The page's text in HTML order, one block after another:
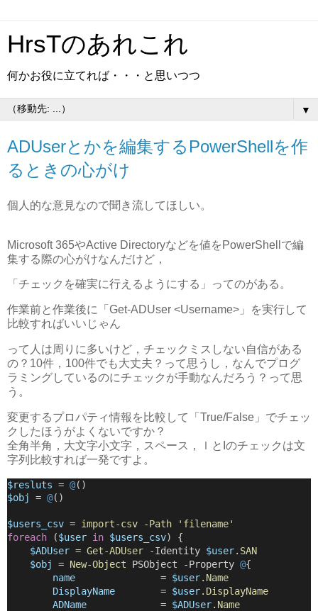
HrsTのあれこれ
何かお役に立てれば・・・と思いつつ
▼
ADUserとかを編集するPowerShellを作
るときの心がけ
個人的な意見なので聞き流してほしい。
Microsoft 365やActive Directoryなどを値をPowerShellで編
集する際の心がけなんだけど，
「チェックを確実に行えるようにする」ってのがある。
作業前と作業後に「Get-ADUser <Username>」を実行して
比較すればいいじゃん
って人は周りに多いけど，チェックミスしない自信がある
の？10件，100件でも大丈夫？って思うし，なんでプログ
ラミングしているのにチェックが手動なんだろう？って思
う。
変更するプロパティ情報を比較して「True/False」でチェッ
クしたほうがよくないですか？
全角半角，大文字小文字，スペース，ｌとIのチェックは文
字列比較すれば一発ですよ。
$resluts = @()
$obj
= @()
$users_csv = import-csv -Path 'filename'
foreach ($user in $users_csv) {
$ADUser = Get-ADUser -Identity $user.SAN
$obj
= New-Object PSObject -Property @{
name = $user.Name
DisplayName = $user.DisplayName
ADName = $ADUser.Name